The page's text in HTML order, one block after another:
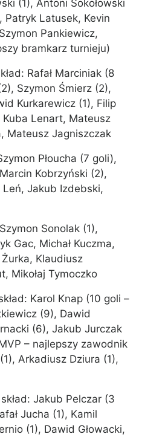
(1), Antoni Sokołowski
Patryk Latusek, Kevin
Pankiewicz,
bramkarz turnieju)
Rafał Marciniak (8
Szymon Śmierz (2),
Kurkarewicz (1), Filip
Lenart, Mateusz
Mateusz Jagniszczak
Płoucha (7 goli),
Kobrzyński (2),
Jakub Izdebski,
Sonolak (1),
Gac, Michał Kuczma,
Klaudiusz
Mikołaj Tymoczko
Karol Knap (10 goli –
(9), Dawid
(6), Jakub Jurczak
– najlepszy zawodnik
Arkadiusz Dziura (1),
Jakub Pelczar (3
Jucha (1), Kamil
(1), Dawid Głowacki,